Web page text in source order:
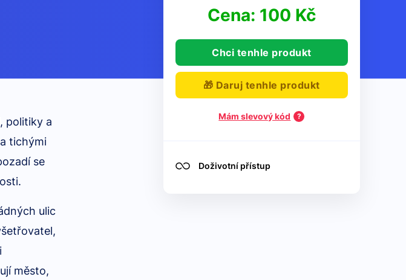
Cena: 100 Kč
Chci tenhle produkt
🎁 Daruj tenhle produkt
Mám slevový kód
Doživotní přístup
politiky a
tichými
se
ulic
město,